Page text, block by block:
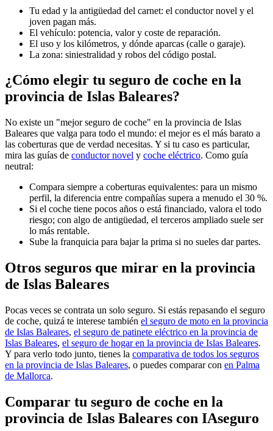
Tu edad y la antigüedad del carnet: el conductor novel y el
joven pagan más.
El vehículo: potencia, valor y coste de reparación.
El uso y los kilómetros, y dónde aparcas (calle o garaje).
La zona: siniestralidad y robos del código postal.
¿Cómo elegir tu seguro de coche en la
provincia de Islas Baleares?
No existe un "mejor seguro de coche" en la provincia de Islas
Baleares que valga para todo el mundo: el mejor es el más barato a
las coberturas que de verdad necesitas. Y si tu caso es particular,
mira las guías de conductor novel y coche eléctrico. Como guía
neutral:
Compara siempre a coberturas equivalentes: para un mismo
perfil, la diferencia entre compañías supera a menudo el 30 %.
Si el coche tiene pocos años o está financiado, valora el todo
riesgo; con algo de antigüedad, el terceros ampliado suele ser
lo más rentable.
Sube la franquicia para bajar la prima si no sueles dar partes.
Otros seguros que mirar en la provincia
de Islas Baleares
Pocas veces se contrata un solo seguro. Si estás repasando el seguro
de coche, quizá te interese también el seguro de moto en la provincia
de Islas Baleares, el seguro de patinete eléctrico en la provincia de
Islas Baleares, el seguro de hogar en la provincia de Islas Baleares.
Y para verlo todo junto, tienes la comparativa de todos los seguros
en la provincia de Islas Baleares, o puedes comparar con en Palma
de Mallorca.
Comparar tu seguro de coche en la
provincia de Islas Baleares con IAseguro